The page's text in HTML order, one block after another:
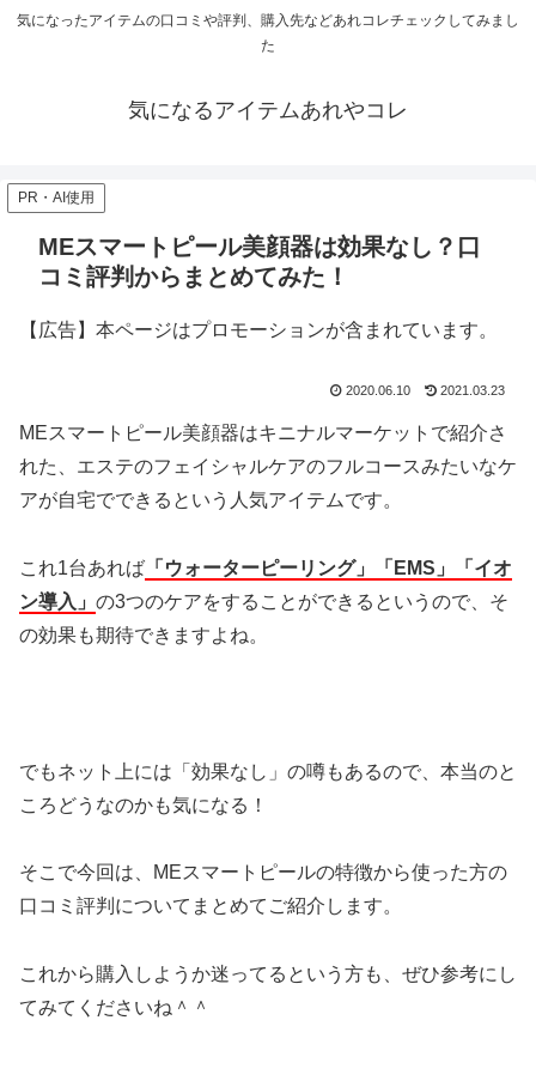
気になったアイテムの口コミや評判、購入先などあれコレチェックしてみまし
た
気になるアイテムあれやコレ
PR・AI使用
MEスマートピール美顔器は効果なし？口
コミ評判からまとめてみた！
【広告】本ページはプロモーションが含まれています。
2020.06.10 2021.03.23
MEスマートピール美顔器はキニナルマーケットで紹介さ
れた、エステのフェイシャルケアのフルコースみたいなケ
アが自宅でできるという人気アイテムです。
これ1台あれば 「ウォーターピーリング」「EMS」「イオ
ン導入」 の3つのケアをすることができるというので、そ
の効果も期待できますよね。
でもネット上には「効果なし」の噂もあるので、本当のと
ころどうなのかも気になる！
そこで今回は、MEスマートピールの特徴から使った方の
口コミ評判についてまとめてご紹介します。
これから購入しようか迷ってるという方も、ぜひ参考にし
てみてくださいね＾＾